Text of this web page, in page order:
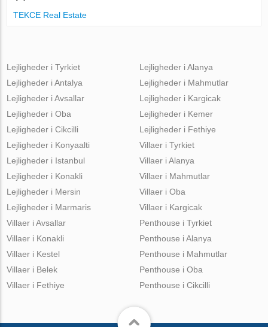
TEKCE Real Estate
Lejligheder i Tyrkiet
Lejligheder i Antalya
Lejligheder i Avsallar
Lejligheder i Oba
Lejligheder i Cikcilli
Lejligheder i Alanya
Lejligheder i Mahmutlar
Lejligheder i Kargicak
Lejligheder i Kemer
Lejligheder i Fethiye
Lejligheder i Konyaalti
Lejligheder i Istanbul
Lejligheder i Konakli
Lejligheder i Mersin
Lejligheder i Marmaris
Villaer i Tyrkiet
Villaer i Alanya
Villaer i Mahmutlar
Villaer i Oba
Villaer i Kargicak
Villaer i Avsallar
Villaer i Konakli
Villaer i Kestel
Villaer i Belek
Villaer i Fethiye
Penthouse i Tyrkiet
Penthouse i Alanya
Penthouse i Mahmutlar
Penthouse i Oba
Penthouse i Cikcilli